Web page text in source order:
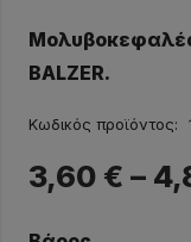
BALZER.
Κωδικός προϊόντος:
3,60 € –